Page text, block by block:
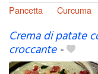
Pancetta
Curcuma
Crema di patate
croccante-